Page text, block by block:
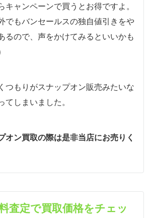
キャンペーンで買うとお得ですよ。
でもバンセールスの独自値引きをや
るので、声をかけてみるといいかも
つもりがスナップオン販売みたいな
てしまいました。
オン買取の際は是非当店にお売りく
査定で買取価格をチェッ